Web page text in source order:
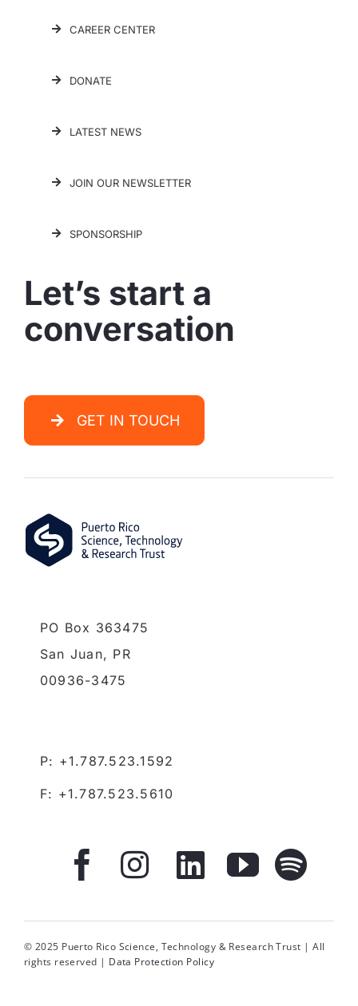
CAREER CENTER
DONATE
LATEST NEWS
JOIN OUR NEWSLETTER
SPONSORSHIP
Let’s start a
conversation
GET IN TOUCH
PO Box 363475
San Juan, PR
00936-3475
P: +1.787.523.1592
F: +1.787.523.5610
© 2025 Puerto Rico Science, Technology & Research Trust | All
rights reserved | Data Protection Policy